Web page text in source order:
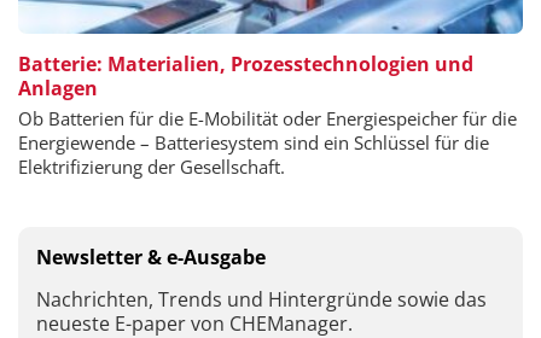
Batterie: Materialien, Prozesstechnologien und
Anlagen
Ob Batterien für die E-Mobilität oder Energiespeicher für die
Energiewende – Batteriesystem sind ein Schlüssel für die
Elektrifizierung der Gesellschaft.
Newsletter & e-Ausgabe
Nachrichten, Trends und Hintergründe sowie das
neueste E-paper von CHEManager.